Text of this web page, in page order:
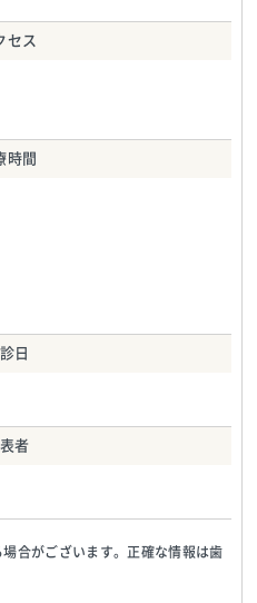
セス
時間
日
者
合がございます。正確な情報は歯